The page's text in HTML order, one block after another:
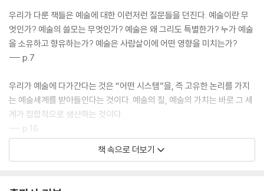
우리가 다룬 책들은 예술에 대한 이런저런 질문들을 던진다. 예술이란 무
엇인가? 예술의 쓸모는 무엇인가? 예술은 왜 그리도 특별한가? 누가 예술
을 소유하고 향유하는가? 예술은 사람살이에 어떤 영향을 미치는가?
--- p.7
우리가 예술에 다가간다는 것은 “어떤 시스템”을, 즉 고유한 논리를 가지
는 예술세계를 받아들인다는 것이다. 예술의 질, 예술의 가치는 바로 그 세
계가 집합적으로 생산하는 것이다.
--- p.16
이들에게 음악은 소리였다. 침묵 속에서 태어나 침묵 속으로 사라지는 삶
책 속으로 더보기